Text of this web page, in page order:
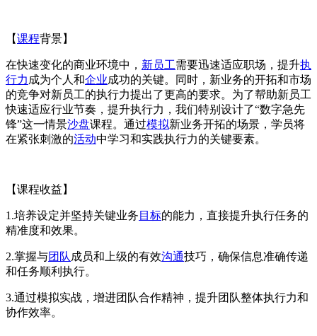
【课程背景】
在快速变化的商业环境中， 新员工需要迅速适应职场，提升执
行力 成为个人和企业成功的关键。同时，新业务的开拓和市场
的竞争对新员工的执行力提出了更高的要求。为了帮助新员工
快速适应行业节奏，提升执行力，我们特别设计了“数字急先
锋”这一情景沙盘课程。通过模拟新业务开拓的场景，学员将
在紧张刺激的活动中学习和实践执行力的关键要素。
【课程收益】
1.培养设定并坚持关键业务 目标的能力，直接提升执行任务的
精准度和效果。
2.掌握与团队 成员和上级的有效沟通技巧，确保信息准确传递
和任务顺利执行。
3.通过模拟实战，增进团队合作精神，提升团队整体执行力和
协作效率。